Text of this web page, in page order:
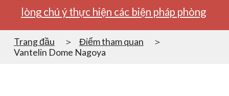
lòng chú ý thực hiện các biện pháp phòng
Trang đầu
Điểm tham quan
Vantelin Dome Nagoya